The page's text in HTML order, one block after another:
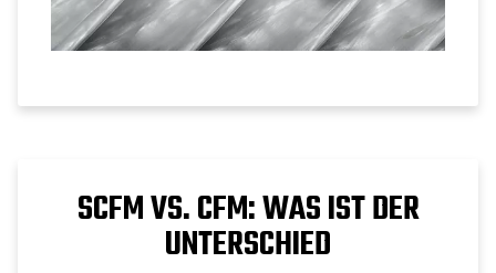
SCFM VS. CFM: WAS IST DER
UNTERSCHIED